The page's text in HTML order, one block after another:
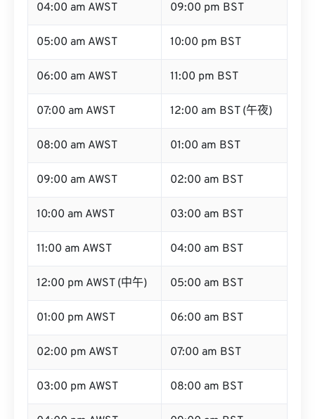
04:00 am AWST 09:00 pm BST
05:00 am AWST 10:00 pm BST
06:00 am AWST 11:00 pm BST
07:00 am AWST 12:00 am BST (午夜)
08:00 am AWST 01:00 am BST
09:00 am AWST 02:00 am BST
10:00 am AWST 03:00 am BST
11:00 am AWST 04:00 am BST
12:00 pm AWST (中午) 05:00 am BST
01:00 pm AWST 06:00 am BST
02:00 pm AWST 07:00 am BST
03:00 pm AWST 08:00 am BST